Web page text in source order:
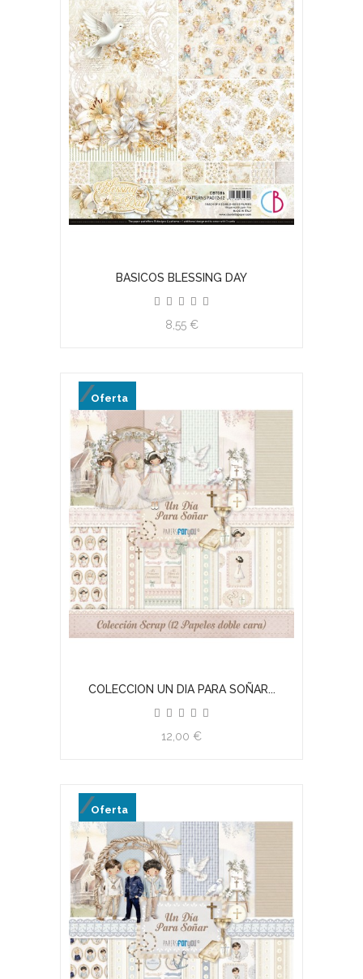
BASICOS BLESSING DAY
8,55 €
Oferta
COLECCION UN DIA PARA SOÑAR...
12,00 €
Oferta